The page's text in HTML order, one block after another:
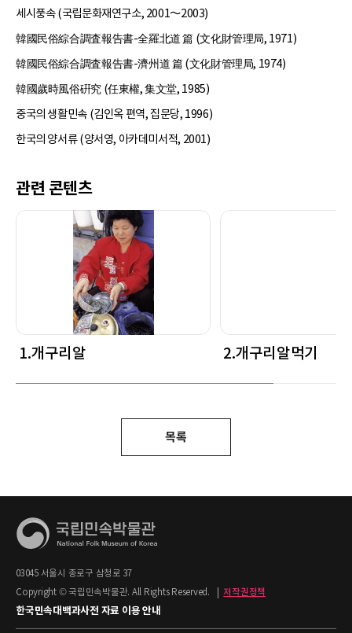
세시풍속 (국립문화재연구소, 2001～2003)
韓國民俗綜合調査報告書-全羅北道 篇 (文化財管理局, 1971)
韓國民俗綜合調査報告書-濟州道 篇 (文化財管理局, 1974)
韓國歲時風俗硏究 (任東權, 集文堂, 1985)
중국의 생활민속 (김인옥 편역, 집문당, 1996)
한국의 양서류 (양서영, 아카데미서적, 2001)
관련 콘텐츠
1.개구리알 2.개구리알먹기
목록
03045 서울시 종로구 삼청로 37
Copyright © 국립민속박물관. All Rights Reserved.
저작권정책
한국민속대백과사전 자료 이용 안내